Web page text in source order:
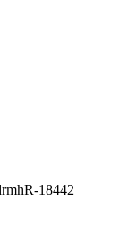
18442